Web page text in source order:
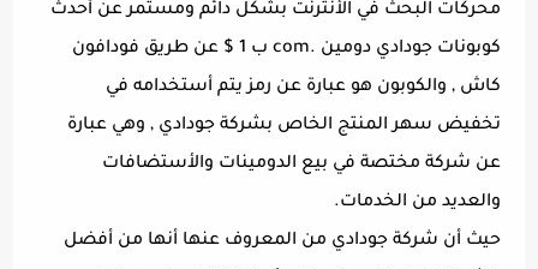
محركات البحث في الأنترنت بشكل دائم ومستمر عن أحدث
كوبونات جودادي دومين .com ب 1 $ عن طريق فودافون
كاش , والكوبون هو عبارة عن رمز يتم أستخدامه في
تخفيض سهر المنتج الخاص بشركة جودادي , وهي عبارة
عن شركة مختصة في بيع الدومينات والأستضافات
والعديد من الخدمات.
حيث أن شركة جودادي من المعروف عنها أنها من أفضل